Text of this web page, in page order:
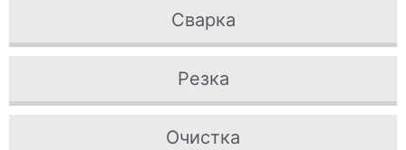
Сварка
Резка
Очистка